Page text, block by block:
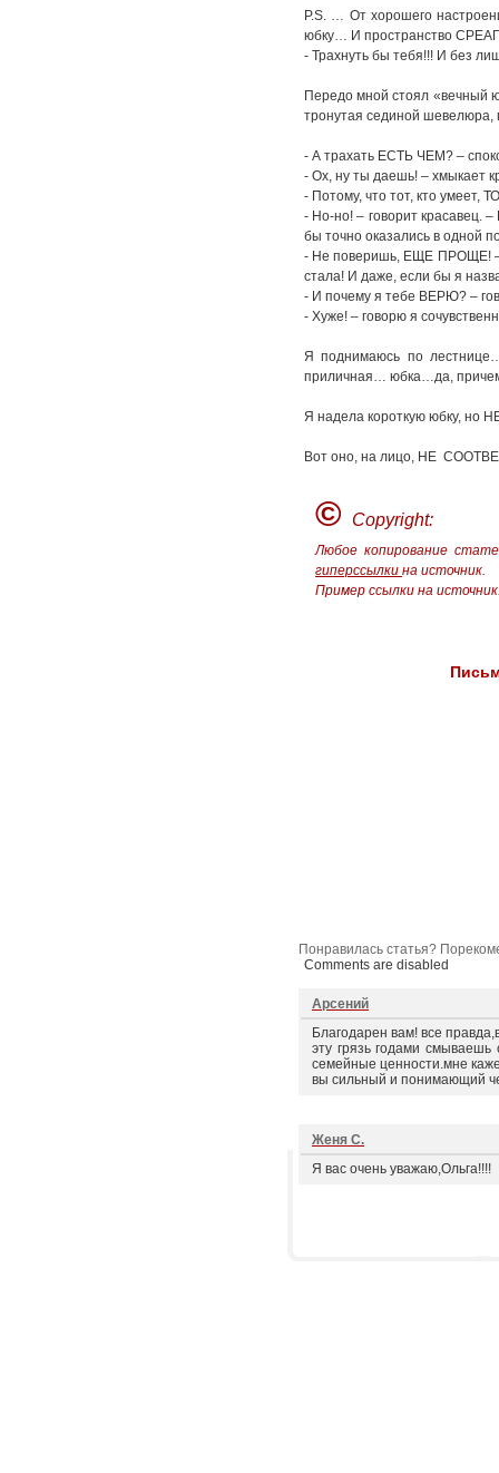
P.S. … От хорошего
юбку… И пространство
- Трахнуть бы тебя!!! И без
Передо мной стоял «вечный
тронутая сединой
- А трахать ЕСТЬ ЧЕМ? –
- Ох, ну ты даешь! – хмыкает
- Потому, что тот, кто
- Но-но! – говорит красавец.
бы точно оказались в одной
- Не поверишь, ЕЩЕ ПРОЩЕ! –
стала! И даже, если бы я
- И почему я тебе ВЕРЮ? –
- Хуже! – говорю я
Я поднимаюсь по
приличная… юбка…да,
Я надела короткую юбку,
Вот оно, на лицо, НЕ
© Copyright:
Любое копирование
гиперссылки на источник.
Пример ссылки на
Понравилась статья?
Comments are disabled
Арсений
Благодарен вам! все
эту грязь годами смываешь
семейные ценности.мне
вы сильный и понимающий
Женя С.
Я вас очень уважаю,Ольга!!!!